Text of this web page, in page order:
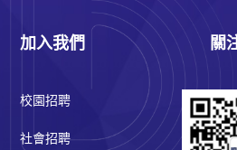
加入我們
校園招聘
社會招聘
關